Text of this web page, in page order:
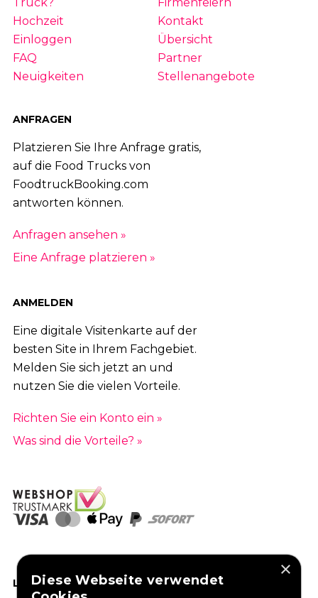
Hochzeit
Kontakt
Einloggen
Übersicht
FAQ
Partner
Neuigkeiten
Stellenangebote
ANFRAGEN
Platzieren Sie Ihre Anfrage gratis,
auf die Food Trucks von
FoodtruckBooking.com
antworten können.
Anfragen ansehen »
Eine Anfrage platzieren »
ANMELDEN
Eine digitale Visitenkarte auf der
besten Site in Ihrem Fachgebiet.
Melden Sie sich jetzt an und
nutzen Sie die vielen Vorteile.
Richten Sie ein Konto ein »
Was sind die Vorteile? »
LIKEN SIE UNS AUF FACEBOOK
×
Diese Webseite verwendet